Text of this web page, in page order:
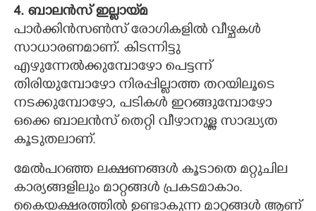
4. ബാലന്‍സ് ഇല്ലായ്‌മ
പാര്‍ക്കിന്‍സണ്‍സ് രോഗികളില്‍ വീഴ്ചകള്‍
സാധാരണമാണ്. കിടന്നിട്ടു
എഴുന്നേല്‍ക്കുമ്പോഴോ പെട്ടന്ന്
തിരിയുമ്പോഴോ നിരപ്പില്ലാത്ത തറയിലൂടെ
നടക്കുമ്പോഴോ, പടികള്‍ ഇറങ്ങുമ്പോഴോ
ഒക്കെ ബാലന്‍സ് തെറ്റി വീഴാനുള്ള സാദ്ധ്യത
കൂടുതലാണ്.
മേല്‍പറഞ്ഞ ലക്ഷണങ്ങള്‍ കൂടാതെ മറ്റുചില
കാര്യങ്ങളിലും മാറ്റങ്ങള്‍ പ്രകടമാകാം.
കൈയക്ഷരത്തില്‍ ഉണ്ടാകുന്ന മാറ്റങ്ങള്‍ ആണ്